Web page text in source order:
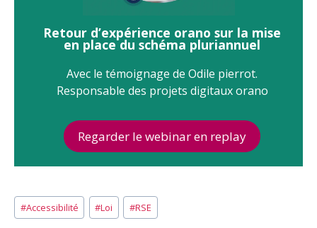
Retour d’expérience orano sur la mise
en place du schéma pluriannuel
Avec le témoignage de Odile pierrot.
Responsable des projets digitaux orano
Regarder le webinar en replay
Étiquettes
de
#Accessibilité #Loi #RSE